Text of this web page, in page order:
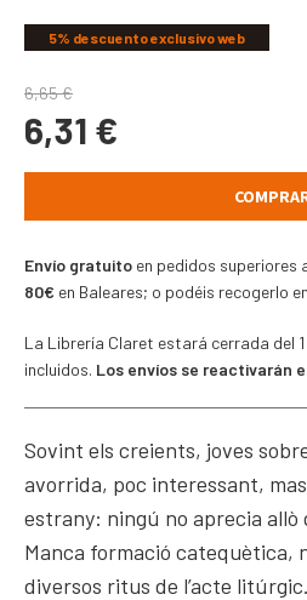
5% descuento exclusivo web
6,65€
6,31 €
Envío gratuito en pedidos superiores
80€ en Baleares; o podéis recogerlo
La Librería Claret estará cerrada del
incluidos. Los envíos se reactivarán
Sovint els creients, joves
avorrida, poc interessant,
estrany: ningú no aprecia allò
Manca formació catequètica,
diversos ritus de l’acte litúrgic.